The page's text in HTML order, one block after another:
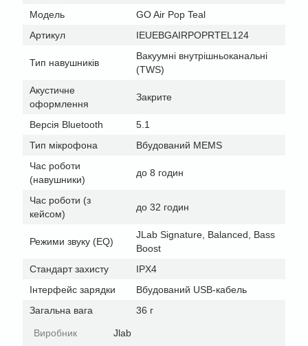
Модель
GO Air Pop Teal
Артикул
IEUEBGAIRPOPRTEL124
Тип навушників
Вакуумні внутрішньоканальні
(TWS)
Акустичне
оформлення
Закрите
Версія Bluetooth
5.1
Тип мікрофона
Вбудований MEMS
Час роботи
(навушники)
до 8 годин
Час роботи (з
кейсом)
до 32 годин
Режими звуку (EQ)
JLab Signature, Balanced, Bass
Boost
Стандарт захисту
IPX4
Інтерфейс зарядки
Вбудований USB-кабель
Загальна вага
36 г
Виробник Jlab